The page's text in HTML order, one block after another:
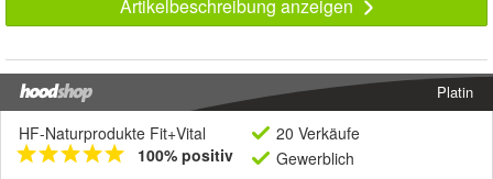
Artikelbeschreibung anzeigen
Platin
HF-Naturprodukte Fit+Vital
100% positiv
20 Verkäufe
Gewerblich